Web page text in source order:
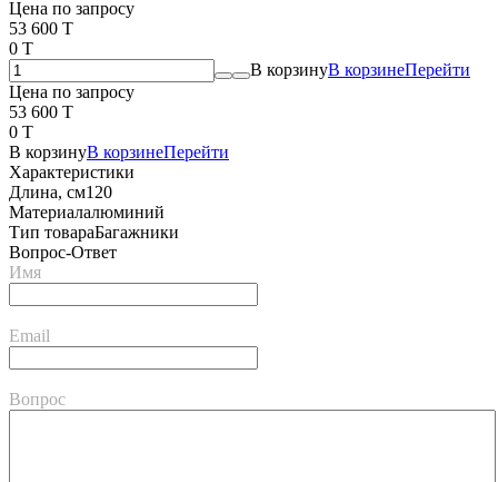
Цена по запросу
53 600 T
0 T
В корзинуВ корзинеПерейти
Цена по запросу
53 600 T
0 T
В корзинуВ корзинеПерейти
Характеристики
Длина, см120
Материалалюминий
Тип товараБагажники
Вопрос-Ответ
Имя
Email
Вопрос